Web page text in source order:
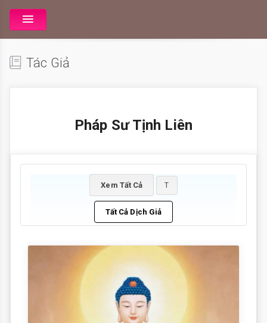
Tác Giả
Pháp Sư Tịnh Liên
Xem Tất Cả T
Tất Cả Dịch Giả